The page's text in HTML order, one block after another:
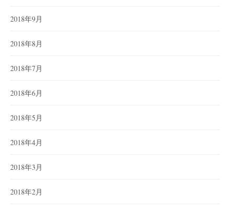
2018年9月
2018年8月
2018年7月
2018年6月
2018年5月
2018年4月
2018年3月
2018年2月